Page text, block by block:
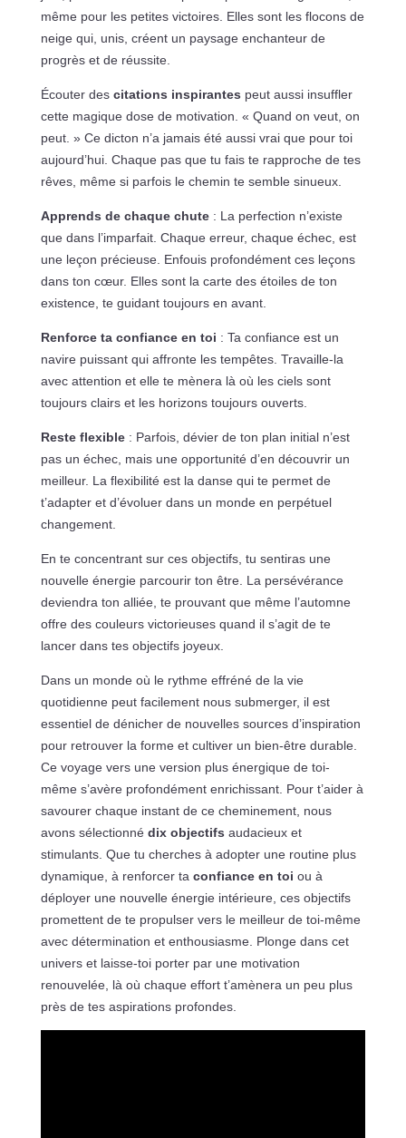
même pour les petites victoires. Elles sont les flocons de
neige qui, unis, créent un paysage enchanteur de
progrès et de réussite.
Écouter des citations inspirantes peut aussi insuffler
cette magique dose de motivation. « Quand on veut, on
peut. » Ce dicton n’a jamais été aussi vrai que pour toi
aujourd’hui. Chaque pas que tu fais te rapproche de tes
rêves, même si parfois le chemin te semble sinueux.
Apprends de chaque chute: La perfection n’existe
que dans l’imparfait. Chaque erreur, chaque échec, est
une leçon précieuse. Enfouis profondément ces leçons
dans ton cœur. Elles sont la carte des étoiles de ton
existence, te guidant toujours en avant.
Renforce ta confiance en toi : Ta confiance est un
navire puissant qui affronte les tempêtes. Travaille-la
avec attention et elle te mènera là où les ciels sont
toujours clairs et les horizons toujours ouverts.
Reste flexible: Parfois, dévier de ton plan initial n’est
pas un échec, mais une opportunité d’en découvrir un
meilleur. La flexibilité est la danse qui te permet de
t’adapter et d’évoluer dans un monde en perpétuel
changement.
En te concentrant sur ces objectifs, tu sentiras une
nouvelle énergie parcourir ton être. La persévérance
deviendra ton alliée, te prouvant que même l’automne
offre des couleurs victorieuses quand il s’agit de te
lancer dans tes objectifs joyeux.
Dans un monde où le rythme effréné de la vie
quotidienne peut facilement nous submerger, il est
essentiel de dénicher de nouvelles sources d’inspiration
pour retrouver la forme et cultiver un bien-être durable.
Ce voyage vers une version plus énergique de toi-
même s’avère profondément enrichissant. Pour t’aider à
savourer chaque instant de ce cheminement, nous
avons sélectionné dix objectifs audacieux et
stimulants. Que tu cherches à adopter une routine plus
dynamique, à renforcer ta confiance en toi ou à
déployer une nouvelle énergie intérieure, ces objectifs
promettent de te propulser vers le meilleur de toi-même
avec détermination et enthousiasme. Plonge dans cet
univers et laisse-toi porter par une motivation
renouvelée, là où chaque effort t’amènera un peu plus
près de tes aspirations profondes.